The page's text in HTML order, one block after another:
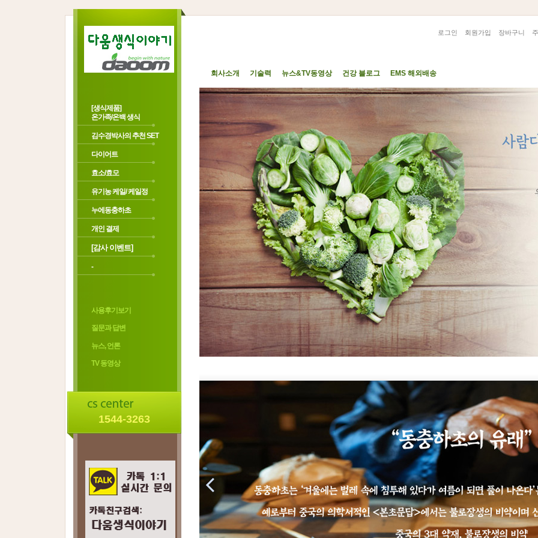
로그인 회원가입 장바구니
회사소개 기술력 뉴스&TV동영상 건강 블로그 EMS 해외배송
[생식제품]
온가족/온백 생식
김수경박사의 추천 SET
다이어트
효소/효모
유기농 케일/ 케일정
누에동충하초
개인 결제
[감사 이벤트]
-
사용후기보기
질문과 답변
뉴스, 언론
TV 동영상
1544-3263
